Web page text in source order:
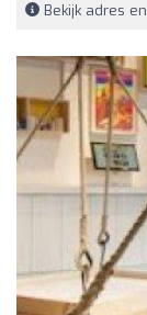
Bekijk adres